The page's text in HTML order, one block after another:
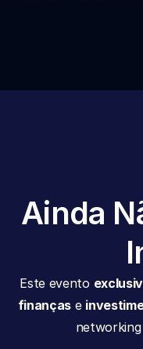
Ainda
Este evento
finanças e